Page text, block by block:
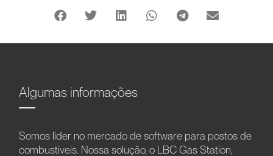
Algumas informações
Somos líder no mercado de software para postos de
combustíveis. Nossa solução, o LBC Gas Station,